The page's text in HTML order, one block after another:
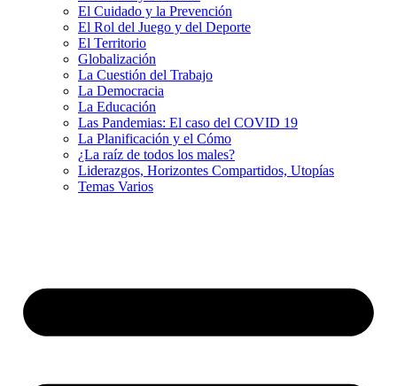
El Cuidado y la Prevención
El Rol del Juego y del Deporte
El Territorio
Globalización
La Cuestión del Trabajo
La Democracia
La Educación
Las Pandemias: El caso del COVID 19
La Planificación y el Cómo
¿La raíz de todos los males?
Liderazgos, Horizontes Compartidos, Utopías
Temas Varios